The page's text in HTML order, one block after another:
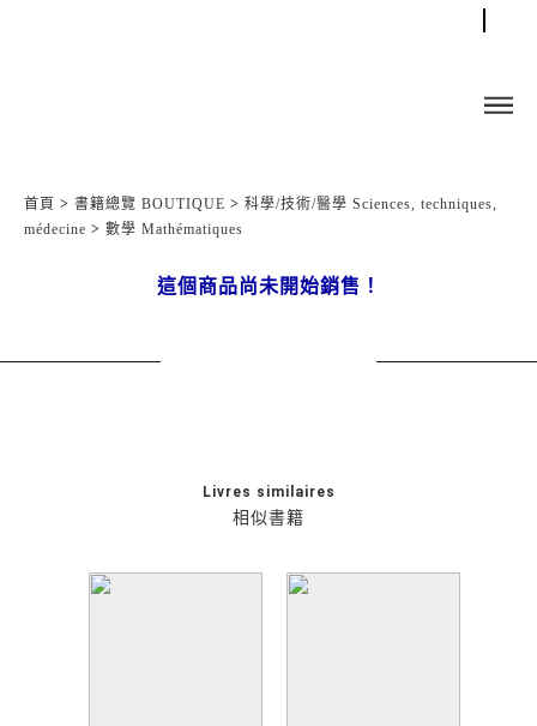
首頁 > 書籍總覽 BOUTIQUE > 科學/技術/醫學 Sciences, techniques,
médecine > 數學 Mathématiques
這個商品尚未開始銷售！
相似書籍
Livres similaires